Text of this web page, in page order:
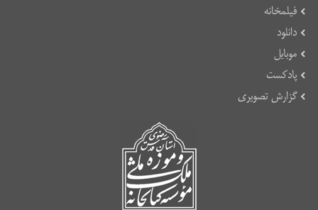
فیلمخانه
دانلود
موبایل
پادکست
گزارش تصویری